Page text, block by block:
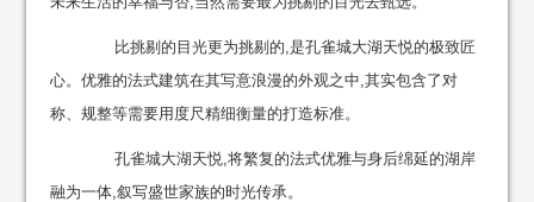
比挑剔的目光更为挑剔的,是孔雀城大湖天悦的极致匠
心。优雅的法式建筑在其写意浪漫的外观之中,其实包含了对
称、规整等需要用度尺精细衡量的打造标准。
孔雀城大湖天悦,将繁复的法式优雅与身后绵延的湖岸
融为一体,叙写盛世家族的时光传承。